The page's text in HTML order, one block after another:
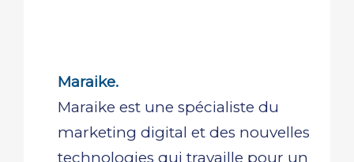
Maraike.
Maraike est une spécialiste du
marketing digital et des nouvelles
technologies qui travaille pour un